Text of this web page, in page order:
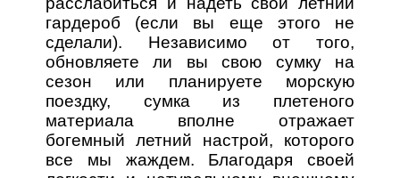
гардероб (если вы еще этого не
сделали). Независимо от того,
обновляете ли вы свою сумку на
сезон или планируете морскую
поездку, сумка из плетеного
материала вполне отражает
богемный летний настрой, которого
все мы жаждем. Благодаря своей